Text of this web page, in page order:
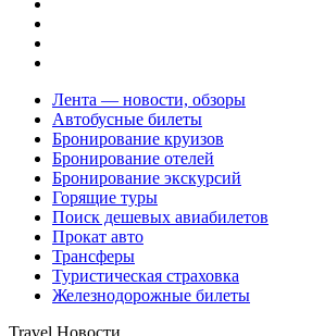
Лента — новости, обзоры
Автобусные билеты
Бронирование круизов
Бронирование отелей
Бронирование экскурсий
Горящие туры
Поиск дешевых авиабилетов
Прокат авто
Трансферы
Туристическая страховка
Железнодорожные билеты
Travel Новости